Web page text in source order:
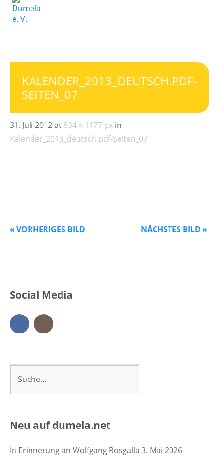
KALENDER_2013_DEUTSCH.PDF-
SEITEN_07
31. Juli 2012at 834 × 1177 px in
Kalender_2013_deutsch.pdf-Seiten_07
« VORHERIGES BILD NÄCHSTES BILD »
Social Media
Facebook
Neu auf dumela.net
In Erinnerung an Wolfgang Rosgalla 3. Mai 2026